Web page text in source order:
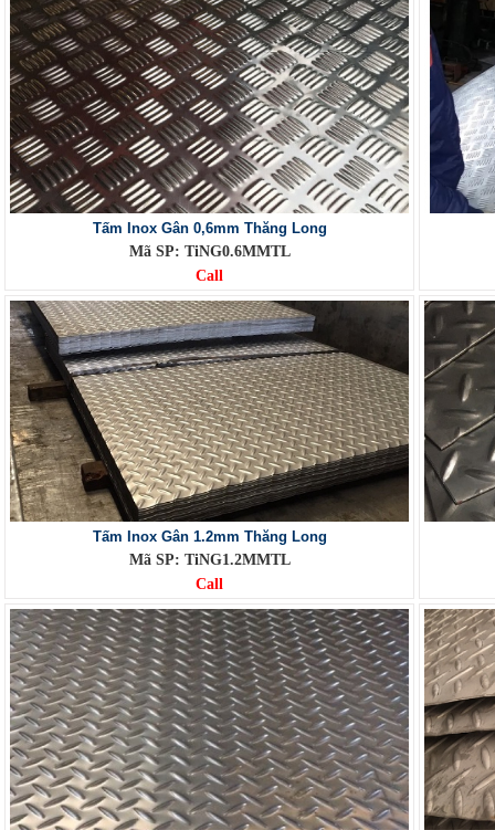
Tấm Inox Gân 0,6mm Thăng Long
Mã SP: TiNG0.6MMTL
Call
Tấm Inox Gân 1.2mm Thăng Long
Mã SP: TiNG1.2MMTL
Call